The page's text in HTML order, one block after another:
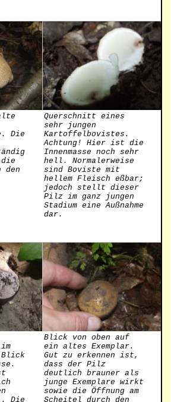
Die
den
Querschnitt eines
sehr jungen
Kartoffelbovistes.
Achtung! Hier ist die
Innenmasse noch sehr
hell. Normalerweise
sind Boviste mit
hellem Fleisch eßbar;
jedoch stellt dieser
Pilz im ganz jungen
Stadium eine Außnahme
dar.
Die
Blick von oben auf
ein altes Exemplar.
Gut zu erkennen ist,
dass der Pilz
deutlich brauner als
junge Exemplare wirkt
sowie die Öffnung am
Scheitel durch den